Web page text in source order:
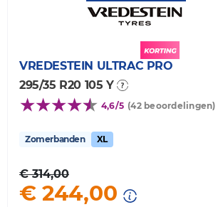
VREDESTEIN ULTRAC PRO
295/35 R20 105 Y
4,6/5 (42 beoordelingen)
Zomerbanden XL
€ 314,00
€ 244,00